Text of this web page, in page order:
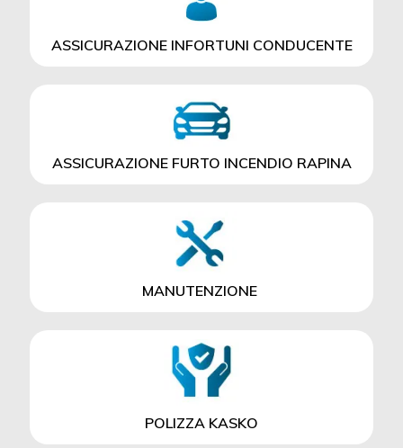
ASSICURAZIONE INFORTUNI CONDUCENTE
ASSICURAZIONE FURTO INCENDIO RAPINA
MANUTENZIONE
POLIZZA KASKO